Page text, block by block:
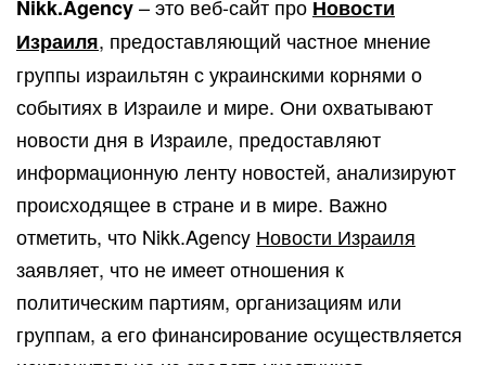
Nikk.Agency– это веб-сайт про Новости
Израиля, предоставляющий частное мнение
группы израильтян с украинскими корнями о
событиях в Израиле и мире. Они охватывают
новости дня в Израиле, предоставляют
информационную ленту новостей, анализируют
происходящее в стране и в мире. Важно
отметить, что Nikk.Agency Новости Израиля
заявляет, что не имеет отношения к
политическим партиям, организациям или
группам, а его финансирование осуществляется